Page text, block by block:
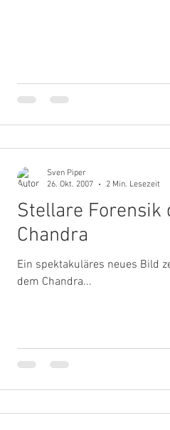
Stellare Forensik
Chandra
Ein spektakuläres neues Bild
dem Chandra...
Sven Piper
26. Okt. 2007
2 Min. Lesezeit